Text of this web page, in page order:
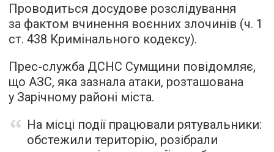
Проводиться досудове розслідування
за фактом вчинення воєнних злочинів (ч. 1
ст. 438 Кримінального кодексу).
Прес-служба ДСНС Сумщини повідомляє,
що АЗС, яка зазнала атаки, розташована
у Зарічному районі міста.
На місці події працювали рятувальники:
обстежили територію, розібрали